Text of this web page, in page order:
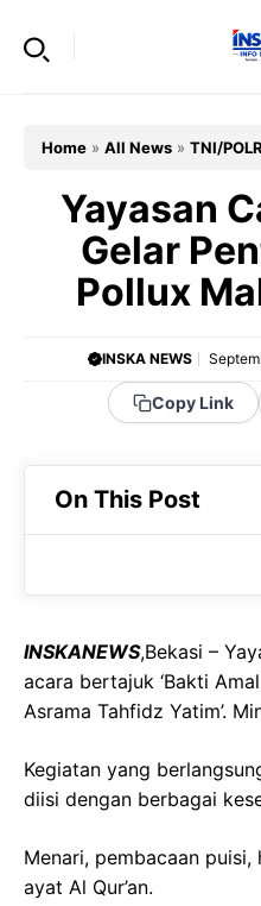
Home » All News » TNI/
Yayasan
Gelar
Pollux
INSKA NEWS
Copy Link
On This Post
INSKANEWS,Bekasi –
acara bertajuk ‘Bakti
Asrama Tahfidz Yatim’.
Kegiatan yang
diisi dengan berbagai
Menari, pembacaan
ayat Al Qur’an.